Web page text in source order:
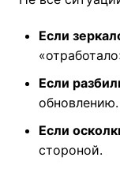
Если
Если
обновлению.
Если
стороной.